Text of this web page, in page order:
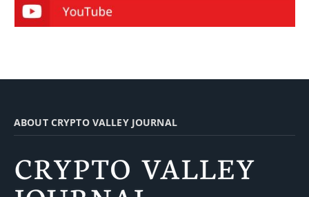
ABOUT CRYPTO VALLEY JOURNAL